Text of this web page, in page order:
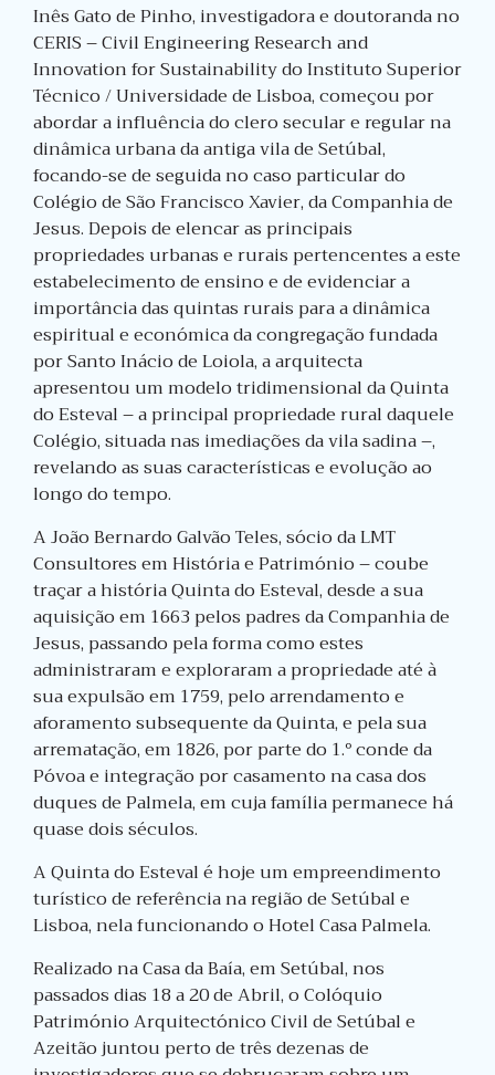
Inês Gato de Pinho, investigadora e doutoranda no
CERIS – Civil Engineering Research and
Innovation for Sustainability do Instituto Superior
Técnico / Universidade de Lisboa, começou por
abordar a influência do clero secular e regular na
dinâmica urbana da antiga vila de Setúbal,
focando-se de seguida no caso particular do
Colégio de São Francisco Xavier, da Companhia de
Jesus. Depois de elencar as principais
propriedades urbanas e rurais pertencentes a este
estabelecimento de ensino e de evidenciar a
importância das quintas rurais para a dinâmica
espiritual e económica da congregação fundada
por Santo Inácio de Loiola, a arquitecta
apresentou um modelo tridimensional da Quinta
do Esteval – a principal propriedade rural daquele
Colégio, situada nas imediações da vila sadina –,
revelando as suas características e evolução ao
longo do tempo.
A João Bernardo Galvão Teles, sócio da LMT
Consultores em História e Património – coube
traçar a história Quinta do Esteval, desde a sua
aquisição em 1663 pelos padres da Companhia de
Jesus, passando pela forma como estes
administraram e exploraram a propriedade até à
sua expulsão em 1759, pelo arrendamento e
aforamento subsequente da Quinta, e pela sua
arrematação, em 1826, por parte do 1.º conde da
Póvoa e integração por casamento na casa dos
duques de Palmela, em cuja família permanece há
quase dois séculos.
A Quinta do Esteval é hoje um empreendimento
turístico de referência na região de Setúbal e
Lisboa, nela funcionando oHotel Casa Palmela.
Realizado na Casa da Baía, em Setúbal, nos
passados dias 18 a 20 de Abril, o Colóquio
Património Arquitectónico Civil de Setúbal e
Azeitão juntou perto de três dezenas de